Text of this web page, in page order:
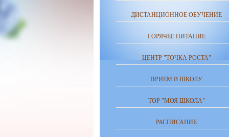
ДИСТАНЦИОННОЕ ОБУЧЕНИЕ
ГОРЯЧЕЕ ПИТАНИЕ
ЦЕНТР "ТОЧКА РОСТА"
ПРИЕМ В ШКОЛУ
ТОР "МОЯ ШКОЛА"
РАСПИСАНИЕ